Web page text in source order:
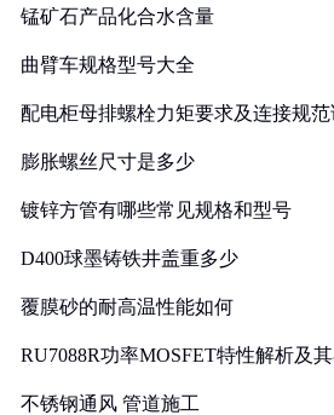
锰矿石产品化合水含量
曲臂车规格型号大全
配电柜母排螺栓力矩要求及连接规
膨胀螺丝尺寸是多少
镀锌方管有哪些常见规格和型号
D400球墨铸铁井盖重多少
覆膜砂的耐高温性能如何
RU7088R功率MOSFET特性解析及
不锈钢通风 管道施工